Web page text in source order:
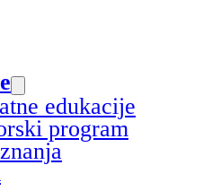
edukacije
program